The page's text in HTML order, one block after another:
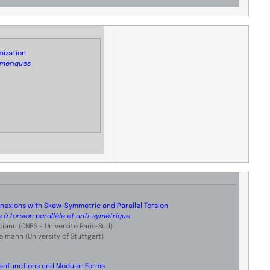
with Skew-Symmetric and Parallel Torsion
à torsion parallèle et anti-symétrique
(CNRS – Université Paris-Sud)
(University of Stuttgart)
and Modular Forms